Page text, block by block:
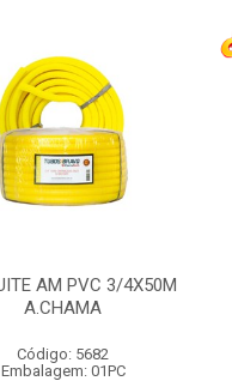
AM PVC 3/4X50M
A.CHAMA
Código: 5682
Embalagem: 01PC